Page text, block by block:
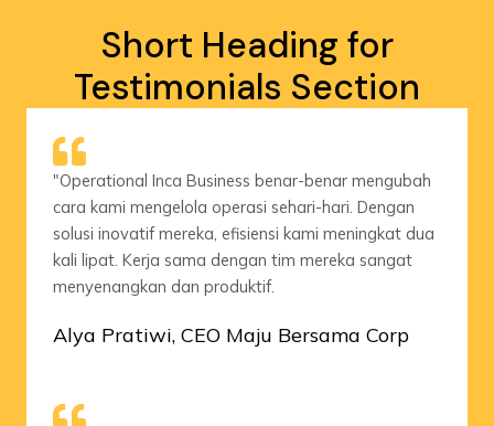
Short Heading for
Testimonials Section
"Operational Inca Business benar-benar mengubah
cara kami mengelola operasi sehari-hari. Dengan
solusi inovatif mereka, efisiensi kami meningkat dua
kali lipat. Kerja sama dengan tim mereka sangat
menyenangkan dan produktif.
Alya Pratiwi, CEO Maju Bersama Corp